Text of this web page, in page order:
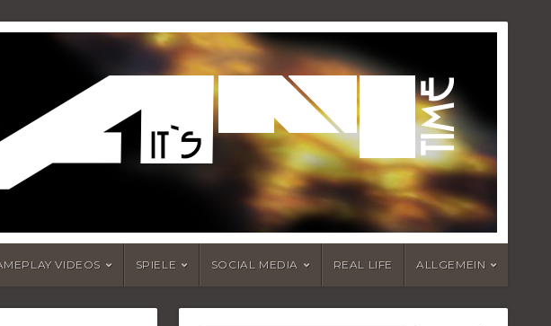
VIDEOS SPIELE SOCIAL MEDIA REAL LIFE ALLGEMEIN